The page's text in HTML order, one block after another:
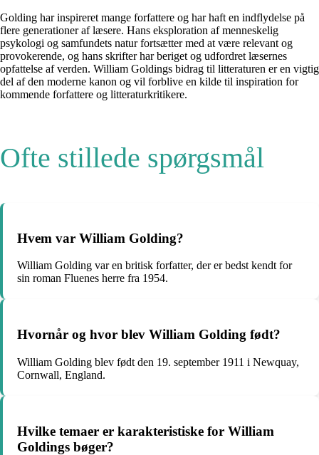
Golding har inspireret mange forfattere og har haft en indflydelse på
flere generationer af læsere. Hans eksploration af menneskelig
psykologi og samfundets natur fortsætter med at være relevant og
provokerende, og hans skrifter har beriget og udfordret læsernes
opfattelse af verden. William Goldings bidrag til litteraturen er en vigtig
del af den moderne kanon og vil forblive en kilde til inspiration for
kommende forfattere og litteraturkritikere.
Ofte stillede spørgsmål
Hvem var William Golding?
William Golding var en britisk forfatter, der er bedst kendt for
sin roman Fluenes herre fra 1954.
Hvornår og hvor blev William Golding født?
William Golding blev født den 19. september 1911 i Newquay,
Cornwall, England.
Hvilke temaer er karakteristiske for William
Goldings bøger?